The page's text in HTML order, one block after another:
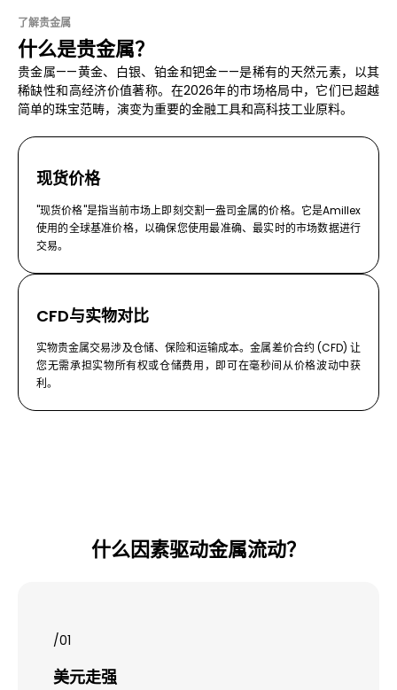
了解贵金属
什么是贵金属？
贵金属——黄金、白银、铂金和钯金——是稀有的天然元素，以其
稀缺性和高经济价值著称。在2026年的市场格局中，它们已超越
简单的珠宝范畴，演变为重要的金融工具和高科技工业原料。
现货价格
"现货价格"是指当前市场上即刻交割一盎司金属的价格。它是Amillex
使用的全球基准价格，以确保您使用最准确、最实时的市场数据进行
交易。
CFD与实物对比
实物贵金属交易涉及仓储、保险和运输成本。金属差价合约 (CFD) 让
您无需承担实物所有权或仓储费用，即可在毫秒间从价格波动中获
利。
什么因素驱动金属流动？
/01
美元走强